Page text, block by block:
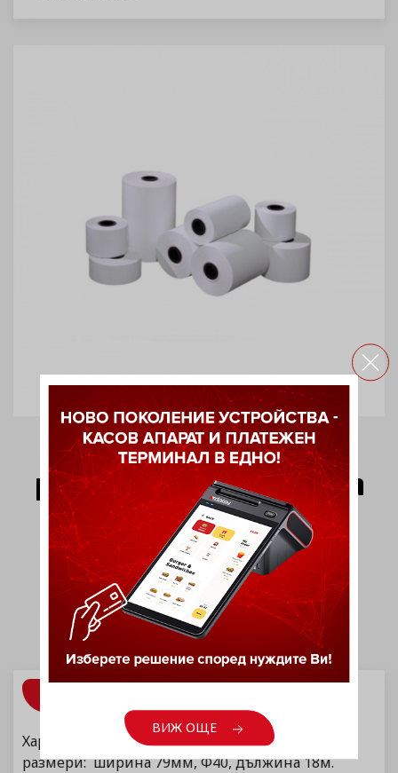
Хартиена термо
ролка (Ф40, ширина
79мм)
Хартиена ролка еднопластова с
размери: ширина 79мм, Ф40, дължина 18м.
ВИЖ ОЩЕ